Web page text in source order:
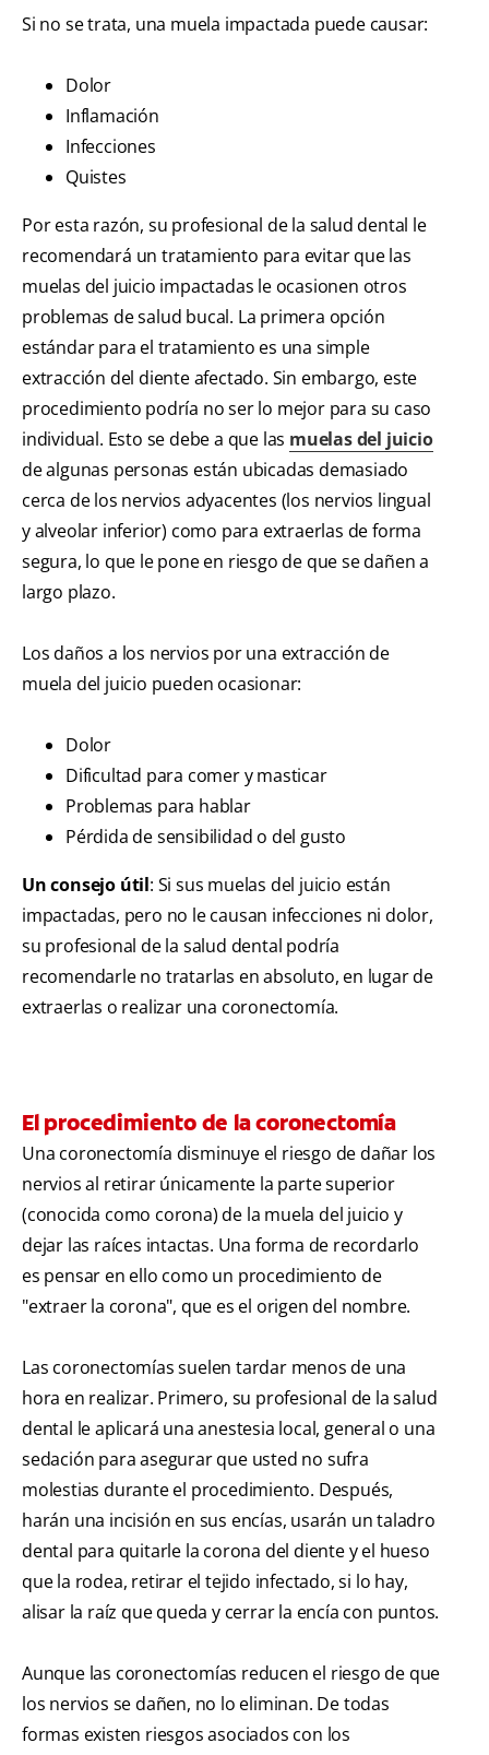
Si no se trata, una muela impactada puede causar:
Dolor
Inflamación
Infecciones
Quistes
Por esta razón, su profesional de la salud dental le
recomendará un tratamiento para evitar que las
muelas del juicio impactadas le ocasionen otros
problemas de salud bucal. La primera opción
estándar para el tratamiento es una simple
extracción del diente afectado. Sin embargo, este
procedimiento podría no ser lo mejor para su caso
individual. Esto se debe a que las muelas del juicio
de algunas personas están ubicadas demasiado
cerca de los nervios adyacentes (los nervios lingual
y alveolar inferior) como para extraerlas de forma
segura, lo que le pone en riesgo de que se dañen a
largo plazo.
Los daños a los nervios por una extracción de
muela del juicio pueden ocasionar:
Dolor
Dificultad para comer y masticar
Problemas para hablar
Pérdida de sensibilidad o del gusto
Un consejo útil: Si sus muelas del juicio están
impactadas, pero no le causan infecciones ni dolor,
su profesional de la salud dental podría
recomendarle no tratarlas en absoluto, en lugar de
extraerlas o realizar una coronectomía.
El procedimiento de la coronectomía
Una coronectomía disminuye el riesgo de dañar los
nervios al retirar únicamente la parte superior
(conocida como corona) de la muela del juicio y
dejar las raíces intactas. Una forma de recordarlo
es pensar en ello como un procedimiento de
"extraer la corona", que es el origen del nombre.
Las coronectomías suelen tardar menos de una
hora en realizar. Primero, su profesional de la salud
dental le aplicará una anestesia local, general o una
sedación para asegurar que usted no sufra
molestias durante el procedimiento. Después,
harán una incisión en sus encías, usarán un taladro
dental para quitarle la corona del diente y el hueso
que la rodea, retirar el tejido infectado, si lo hay,
alisar la raíz que queda y cerrar la encía con puntos.
Aunque las coronectomías reducen el riesgo de que
los nervios se dañen, no lo eliminan. De todas
formas existen riesgos asociados con los